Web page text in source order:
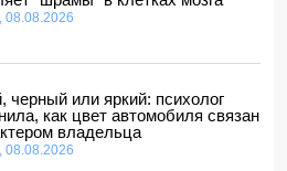
на 9 августа
Ильхаму Алиеву
для повторения
08.08.2026
черный или яркий: психолог
как цвет автомобиля связан
владельца
08.08.2026